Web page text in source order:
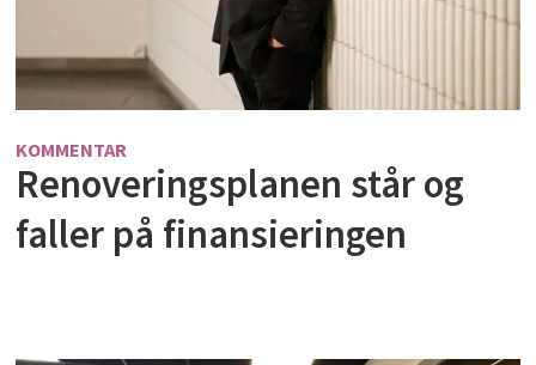
KOMMENTAR
Renoveringsplanen står og
faller på finansieringen